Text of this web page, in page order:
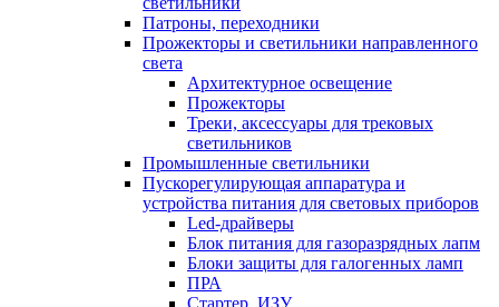
Патроны, переходники
Прожекторы и светильники направленного
света
Архитектурное освещение
Прожекторы
Треки, аксессуары для трековых
светильников
Промышленные светильники
Пускорегулирующая аппаратура и
устройства питания для световых приборов
Led-драйверы
Блок питания для газоразрядных лапм
Блоки защиты для галогенных ламп
ПРА
Стартер, ИЗУ